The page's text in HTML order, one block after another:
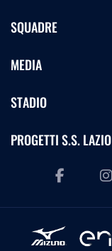
SQUADRE
MEDIA
STADIO
PROGETTI S.S. LAZIO